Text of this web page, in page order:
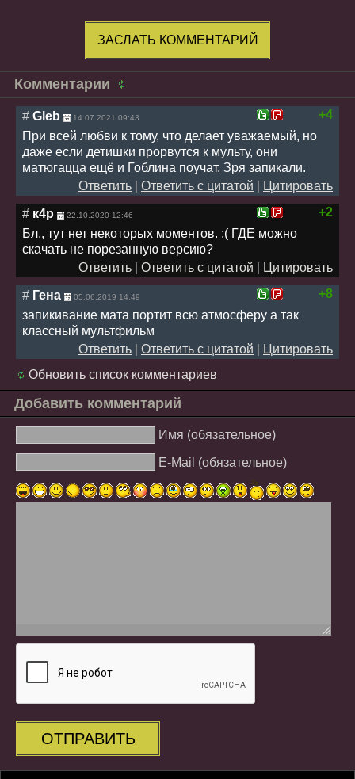
ЗАСЛАТЬ КОММЕНТАРИЙ
Комментарии
+4
# Gleb 14.07.2021 09:43
При всей любви к тому, что делает уважаемый, но
даже если детишки прорвутся к мульту, они
матюгацца ещё и Гоблина поучат. Зря запикали.
Ответить
Ответить с цитатой
Цитировать
+2
# к4р 22.10.2020 12:46
Бл., тут нет некоторых моментов. :( ГДЕ можно
скачать не порезанную версию?
Ответить
Ответить с цитатой
Цитировать
+8
# Гена 05.06.2019 14:49
запикивание мата портит всю атмосферу а так
классный мультфильм
Ответить
Ответить с цитатой
Цитировать
Обновить список комментариев
Добавить комментарий
Имя (обязательное)
E-Mail (обязательное)
ОТПРАВИТЬ